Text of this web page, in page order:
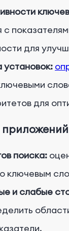
для
установок:
для
поиска:
ключевым
и слабые